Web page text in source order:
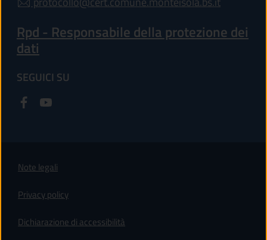
Rpd - Responsabile della protezione dei
dati
SEGUICI SU
Note legali
Privacy policy
Dichiarazione di accessibilità